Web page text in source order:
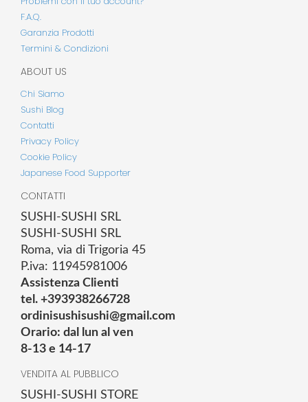
F.A.Q.
Garanzia Prodotti
Termini & Condizioni
ABOUT US
Chi Siamo
Sushi Blog
Contatti
Privacy Policy
Cookie Policy
Japanese Food Supporter
CONTATTI
SUSHI-SUSHI SRL
SUSHI-SUSHI SRL
Roma, via di Trigoria 45
P.iva: 11945981006
Assistenza Clienti
tel. +393938266728
ordinisushisushi@gmail.com
Orario: dal lun al ven
8-13 e 14-17
VENDITA AL PUBBLICO
SUSHI-SUSHI STORE